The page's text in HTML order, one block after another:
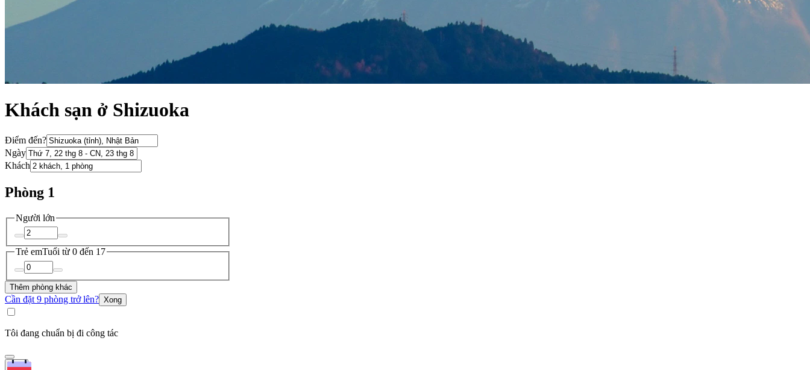
Khách sạn ở Shizuoka
Điểm đến?
Ngày
Khách
Phòng 1
Người lớn
Trẻ emTuổi từ 0 đến 17
Thêm phòng khác
Cần đặt 9 phòng trở lên? Xong
Tôi đang chuẩn bị đi công tác
Tìm